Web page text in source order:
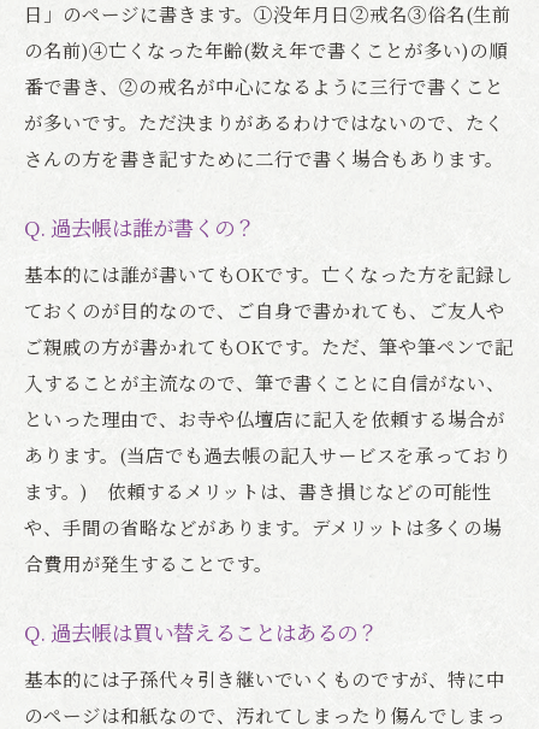
日」のページに書きます。①没年月日②戒名③俗名(生前
の名前)④亡くなった年齢(数え年で書くことが多い)の順
番で書き、②の戒名が中心になるように三行で書くこと
が多いです。ただ決まりがあるわけではないので、たく
さんの方を書き記すために二行で書く場合もあります。
Q. 過去帳は誰が書くの？
基本的には誰が書いてもOKです。亡くなった方を記録し
ておくのが目的なので、ご自身で書かれても、ご友人や
ご親戚の方が書かれてもOKです。ただ、筆や筆ペンで記
入することが主流なので、筆で書くことに自信がない、
といった理由で、お寺や仏壇店に記入を依頼する場合が
あります。(当店でも過去帳の記入サービスを承っており
ます。) 依頼するメリットは、書き損じなどの可能性
や、手間の省略などがあります。デメリットは多くの場
合費用が発生することです。
Q. 過去帳は買い替えることはあるの？
基本的には子孫代々引き継いでいくものですが、特に中
のページは和紙なので、汚れてしまったり傷んでしまっ